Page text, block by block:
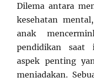
Dilema antara
kesehatan
anak
pendidikan saat
aspek penting
meniadakan.